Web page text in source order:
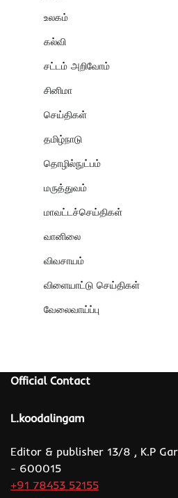
உலகம்
கல்வி
சட்டம் அறிவோம்
சினிமா
செய்திகள்
தமிழ்நாடு
தொழில்நுட்பம்
மருத்துவம்
மாவட்டச்செய்திகள்
வானிலை
விவசாயம்
விளையாட்டு செய்திகள்
வேலைவாய்ப்பு
Official Contact
L.koodalingam
Editor & publisher 13/8 , K.P
- 600015
+91 78453 52155